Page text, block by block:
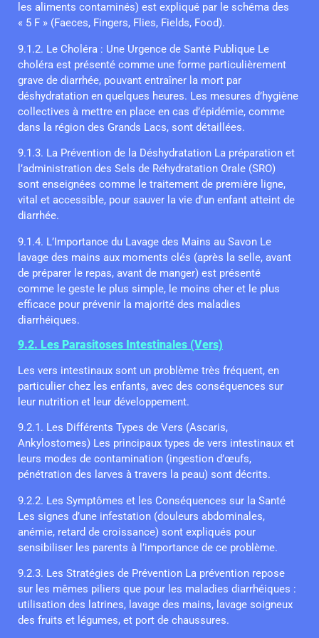
les aliments contaminés) est expliqué par le schéma des
« 5 F » (Faeces, Fingers, Flies, Fields, Food).
9.1.2. Le Choléra : Une Urgence de Santé Publique Le
choléra est présenté comme une forme particulièrement
grave de diarrhée, pouvant entraîner la mort par
déshydratation en quelques heures. Les mesures d’hygiène
collectives à mettre en place en cas d’épidémie, comme
dans la région des Grands Lacs, sont détaillées.
9.1.3. La Prévention de la Déshydratation La préparation et
l’administration des Sels de Réhydratation Orale (SRO)
sont enseignées comme le traitement de première ligne,
vital et accessible, pour sauver la vie d’un enfant atteint de
diarrhée.
9.1.4. L’Importance du Lavage des Mains au Savon Le
lavage des mains aux moments clés (après la selle, avant
de préparer le repas, avant de manger) est présenté
comme le geste le plus simple, le moins cher et le plus
efficace pour prévenir la majorité des maladies
diarrhéiques.
9.2. Les Parasitoses Intestinales (Vers)
Les vers intestinaux sont un problème très fréquent, en
particulier chez les enfants, avec des conséquences sur
leur nutrition et leur développement.
9.2.1. Les Différents Types de Vers (Ascaris,
Ankylostomes) Les principaux types de vers intestinaux et
leurs modes de contamination (ingestion d’œufs,
pénétration des larves à travers la peau) sont décrits.
9.2.2. Les Symptômes et les Conséquences sur la Santé
Les signes d’une infestation (douleurs abdominales,
anémie, retard de croissance) sont expliqués pour
sensibiliser les parents à l’importance de ce problème.
9.2.3. Les Stratégies de Prévention La prévention repose
sur les mêmes piliers que pour les maladies diarrhéiques :
utilisation des latrines, lavage des mains, lavage soigneux
des fruits et légumes, et port de chaussures.